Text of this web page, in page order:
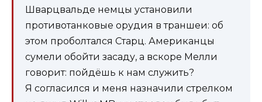
Шварцвальде немцы установили
противотанковые орудия в траншеи: об
этом проболтался Старц. Американцы
сумели обойти засаду, а вскоре Мелли
говорит: пойдёшь к нам служить?
Я согласился и меня назначили стрелком